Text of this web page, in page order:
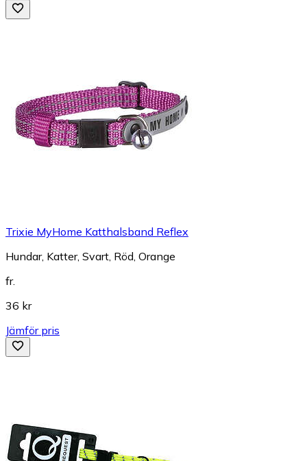
Trixie MyHome Katthalsband Reflex
Hundar, Katter, Svart, Röd, Orange
fr.
36 kr
Jämför pris